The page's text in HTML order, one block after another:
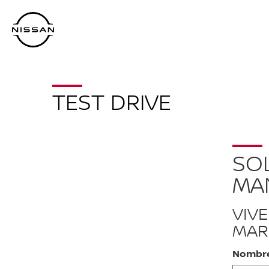
contenido
principal
TEST DRIVE